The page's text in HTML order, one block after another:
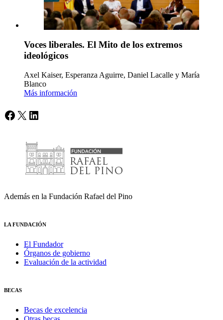
Voces liberales. El Mito de los extremos
ideológicos
Axel Kaiser, Esperanza Aguirre, Daniel Lacalle y María
Blanco
Más información
Facebook
X LinkedIn
Además en la Fundación Rafael del Pino
LA FUNDACIÓN
El Fundador
Órganos de gobierno
Evaluación de la actividad
BECAS
Becas de excelencia